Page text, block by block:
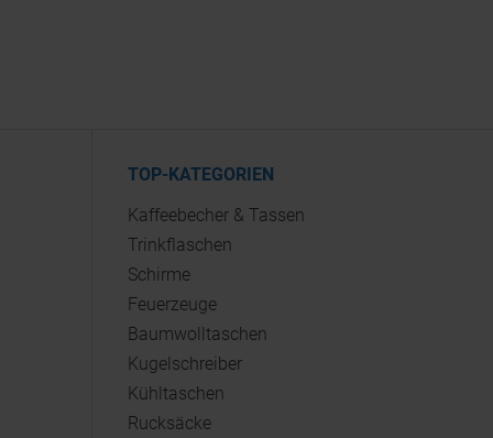
TOP-KATEGORIEN
Kaffeebecher & Tassen
Trinkflaschen
Schirme
Feuerzeuge
Baumwolltaschen
Kugelschreiber
Kühltaschen
Rucksäcke